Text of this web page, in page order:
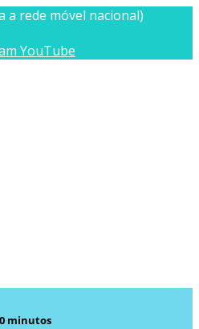
a rede móvel nacional)
YouTube
Serviços
de Leiria
minutos